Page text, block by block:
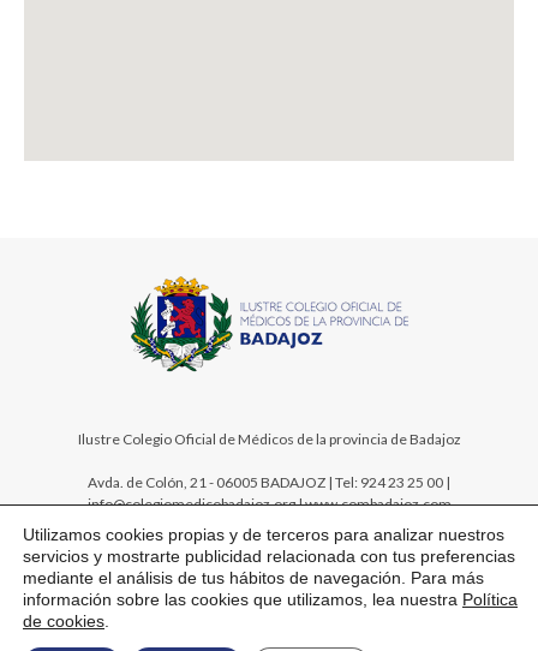
Ilustre Colegio Oficial de Médicos de la provincia de Badajoz
Avda. de Colón, 21 - 06005 BADAJOZ | Tel: 924 23 25 00 |
info@colegiomedicobadajoz.org | www.combadajoz.com
Utilizamos cookies propias y de terceros para analizar nuestros
servicios y mostrarte publicidad relacionada con tus preferencias
mediante el análisis de tus hábitos de navegación. Para más
información sobre las cookies que utilizamos, lea nuestra Política
de cookies